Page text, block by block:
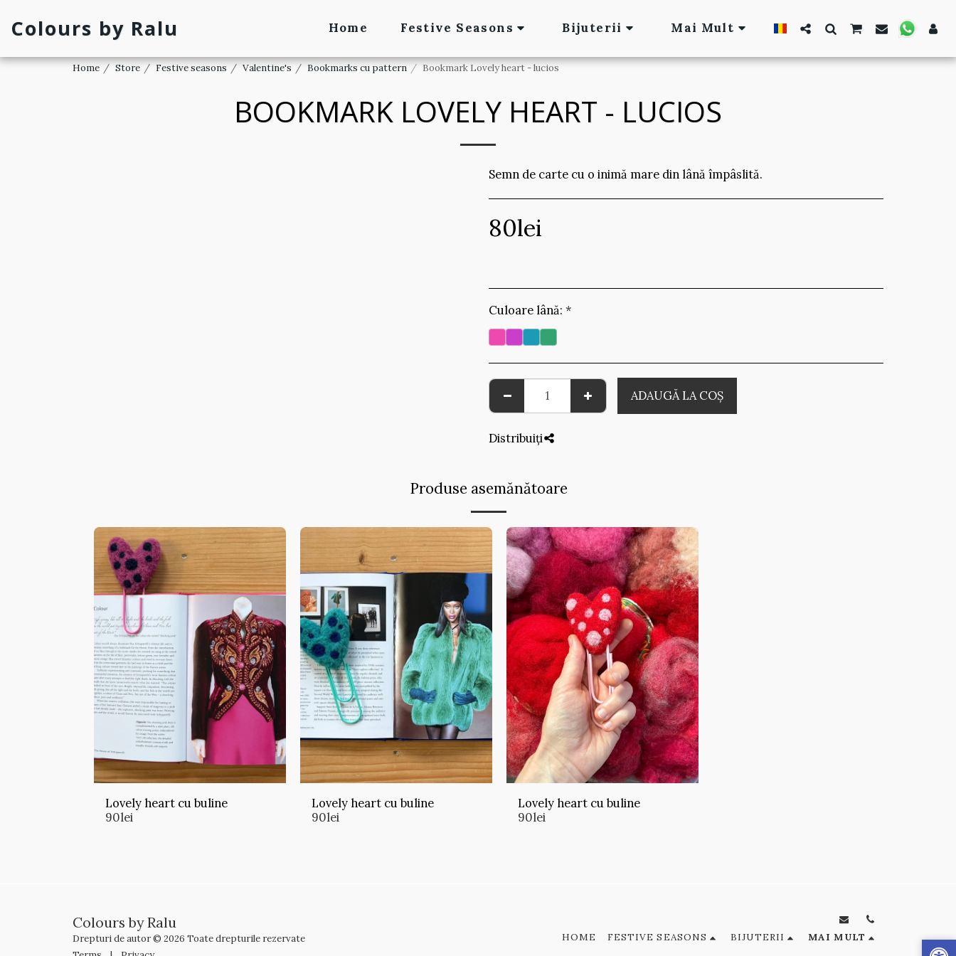
Colours by Ralu Home Festive Seasons Bijuterii Mai Mult
Home Store Festive seasons Valentine's Bookmarks cu pattern Bookmark Lovely heart - lucios
BOOKMARK LOVELY HEART - LUCIOS
Semn de carte cu o inimă mare din lână împâslită.
80lei
Culoare lână: *
ADAUGĂ LA COŞ
Distribuiți
Produse asemănătoare
Lovely heart cu buline
90lei
Lovely heart cu buline
90lei
Lovely heart cu buline
90lei
Colours by Ralu
Drepturi de autor © 2026 Toate drepturile rezervate
HOME FESTIVE SEASONS BIJUTERII MAI MULT